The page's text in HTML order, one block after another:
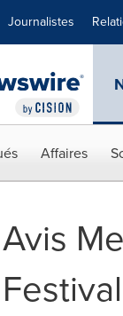
Journalistes
Affaires
Avis